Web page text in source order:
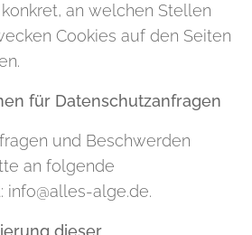
an welchen Stellen
Cookies auf den Seiten
für Datenschutzanfragen
und Beschwerden
an folgende
info@alles-alge.de.
dieser